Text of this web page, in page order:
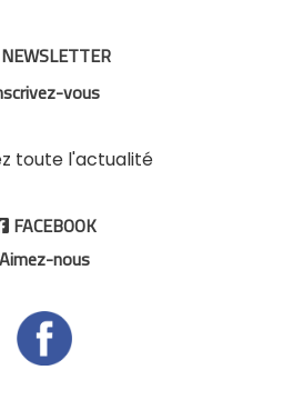
vous
toute l'actualité
FACEBOOK
Aimez-nous